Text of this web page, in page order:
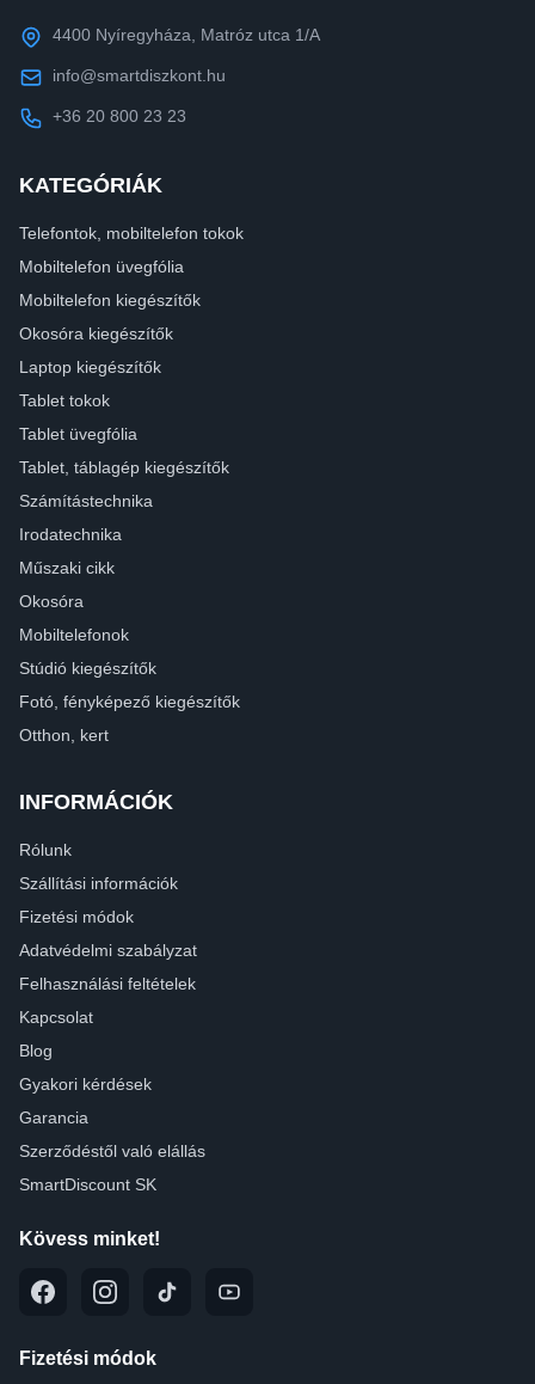
4400 Nyíregyháza, Matróz utca 1/A
info@smartdiszkont.hu
+36 20 800 23 23
KATEGÓRIÁK
Telefontok, mobiltelefon tokok
Mobiltelefon üvegfólia
Mobiltelefon kiegészítők
Okosóra kiegészítők
Laptop kiegészítők
Tablet tokok
Tablet üvegfólia
Tablet, táblagép kiegészítők
Számítástechnika
Irodatechnika
Műszaki cikk
Okosóra
Mobiltelefonok
Stúdió kiegészítők
Fotó, fényképező kiegészítők
Otthon, kert
INFORMÁCIÓK
Rólunk
Szállítási információk
Fizetési módok
Adatvédelmi szabályzat
Felhasználási feltételek
Kapcsolat
Blog
Gyakori kérdések
Garancia
Szerződéstől való elállás
SmartDiscount SK
Kövess minket!
Fizetési módok